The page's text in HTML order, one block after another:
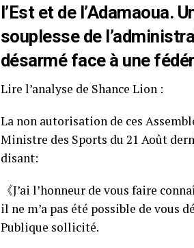
l’Est et de l’Adamaoua.
souplesse de
désarmé face à une
Lire l’analyse de Shance Lion :
La non autorisation de ces
Ministre des Sports du 21 Août
disant:
《J’ai l’honneur de vous faire
il ne m’a pas été possible de vous
Publique sollicité.